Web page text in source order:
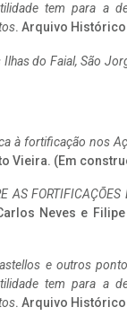
tem para a
. Arquivo
do Faial, São
à fortificação nos
Vieira. (Em
AS
Neves e
e outros
tem para a
. Arquivo